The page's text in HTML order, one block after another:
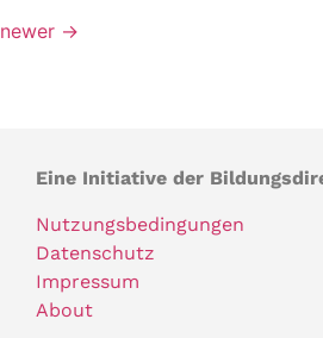
newer →
Eine Initiative der
Nutzungsbedingungen
Datenschutz
Impressum
About